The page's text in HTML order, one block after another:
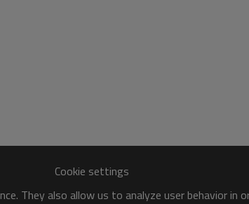
Cookie settings
They also allow us to analyze user behavior